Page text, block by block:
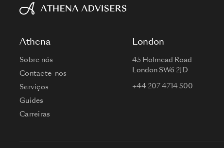
Athena
Sobre nós
Contacte-nos
Serviços
Guides
Carreiras
London
45 Holmead Road
London SW6 2JD
+44 207 4714 500